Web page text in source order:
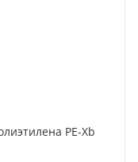
PE-Xb